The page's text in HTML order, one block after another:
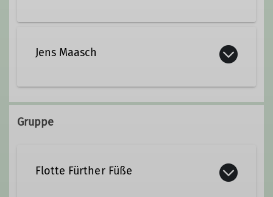
Jens Maasch
01522 8685021
Gruppe
Flotte Fürther Füße